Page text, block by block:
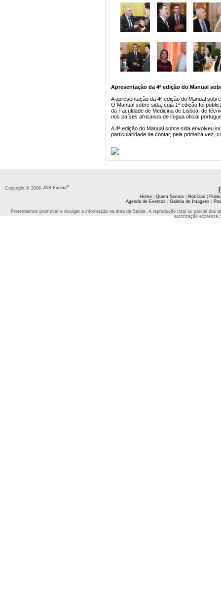
Apresentação da 4ª edição do Manual
A apresentação da 4ª edição do Manual
O Manual sobre sida, cuja 1ª edição foi
da Faculdade de Medicina de Lisboa, de
nos países africanos de língua oficial
A 4ª edição do Manual sobre sida envolveu
particularidade de contar, pela primeira vez,
Copyright © 2006 JAS Farma®
Home| Quem Somos| Notícias|
Agenda de Eventos| Galeria de Imagens|
Pretendemos promover e divulgar a informação na área da Saúde. A reprodução total ou parcial
autorização expressa